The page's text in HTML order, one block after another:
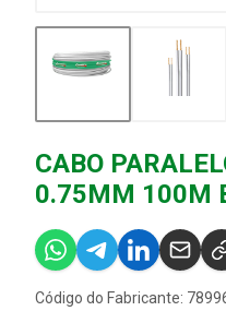
CABO
0.75MM 100M
Código do Fabricante: